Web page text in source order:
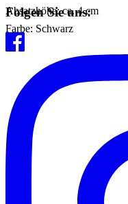
Absatzhöhe: ca. 4 cm
Farbe: Schwarz
Folgen Sie uns: